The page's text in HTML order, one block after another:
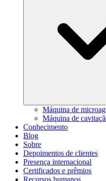
Máquina de
Máquina de
Conhecimento
Blog
Sobre
Depoimentos de clientes
Presença internacional
Certificados e prêmios
Recursos humanos